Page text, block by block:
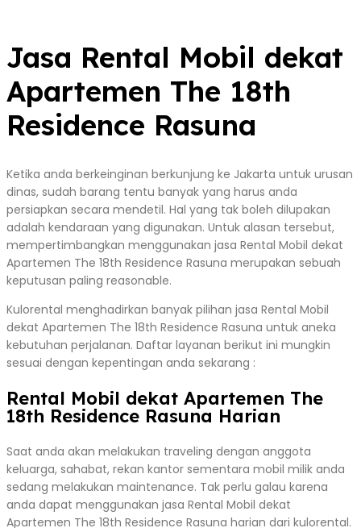
Jasa Rental Mobil dekat
Apartemen The 18th
Residence Rasuna
Ketika anda berkeinginan berkunjung ke Jakarta untuk urusan
dinas, sudah barang tentu banyak yang harus anda
persiapkan secara mendetil. Hal yang tak boleh dilupakan
adalah kendaraan yang digunakan. Untuk alasan tersebut,
mempertimbangkan menggunakan jasa Rental Mobil dekat
Apartemen The 18th Residence Rasuna merupakan sebuah
keputusan paling reasonable.
Kulorental menghadirkan banyak pilihan jasa Rental Mobil
dekat Apartemen The 18th Residence Rasuna untuk aneka
kebutuhan perjalanan. Daftar layanan berikut ini mungkin
sesuai dengan kepentingan anda sekarang :
Rental Mobil dekat Apartemen The
18th Residence Rasuna Harian
Saat anda akan melakukan traveling dengan anggota
keluarga, sahabat, rekan kantor sementara mobil milik anda
sedang melakukan maintenance. Tak perlu galau karena
anda dapat menggunakan jasa Rental Mobil dekat
Apartemen The 18th Residence Rasuna harian dari kulorental.